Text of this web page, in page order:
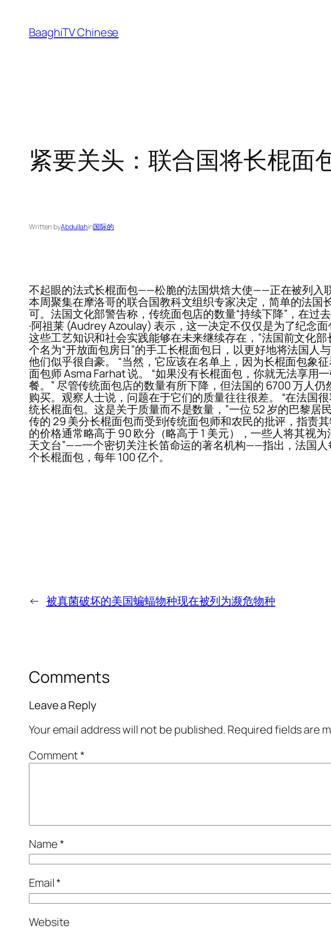
content
BaaghiTV Chinese
紧要关头：联合国将长棍面
Written byAbdullahin国际的
不起眼的法式长棍面包——松脆的法国烘焙大使——正在被列入
本周聚集在摩洛哥的联合国教科文组织专家决定，简单的法
可。法国文化部警告称，传统面包店的数量“持续下降”，在过
·阿祖莱 (Audrey Azoulay) 表示，这一决定不仅仅是为了纪念
这些工艺知识和社会实践能够在未来继续存在，”法国前文化
个名为“开放面包房日”的手工长棍面包日，以更好地将法国
他们似乎很自豪。 “当然，它应该在名单上，因为长棍面包象
面包师 Asma Farhat 说。 “如果没有长棍面包，你就无法享
餐。” 尽管传统面包店的数量有所下降，但法国的 6700 万人
购买。观察人士说，问题在于它们的质量往往很差。 “在法国
统长棍面包。这是关于质量而不是数量，”一位 52 岁的巴黎居
传的 29 美分长棍面包而受到传统面包师和农民的批评，指责
的价格通常略高于 90 欧分（略高于 1 美元），一些人将其视
天文台”——一个密切关注长笛命运的著名机构——指出，​​法国
个长棍面包，每年 100 亿个。
← 被真菌破坏的美国蝙蝠物种现在被列为濒危物种
Comments
Leave a Reply
Your email address will not be published. Required fields are
Comment*
Name*
Email*
Website